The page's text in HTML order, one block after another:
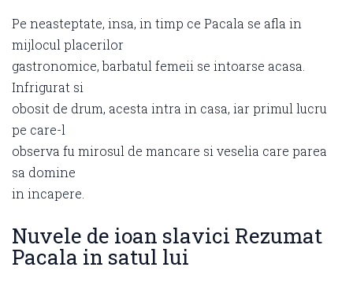
Pe neasteptate, insa, in timp ce Pacala se afla in
mijlocul placerilor
gastronomice, barbatul femeii se intoarse acasa.
Infrigurat si
obosit de drum, acesta intra in casa, iar primul lucru
pe care-l
observa fu mirosul de mancare si veselia care parea
sa domine
in incapere.
Nuvele de ioan slavici Rezumat
Pacala in satul lui